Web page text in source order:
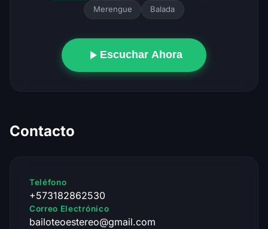
Merengue Balada
Escuchar Ahora
Contacto
Teléfono
+573182862530
Correo Electrónico
bailoteoestereo@gmail.com